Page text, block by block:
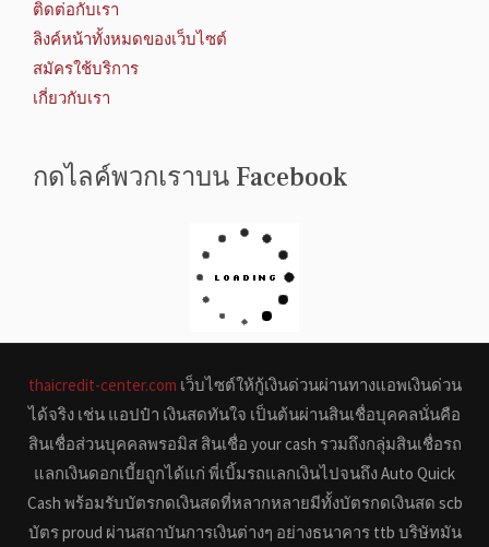
ติดต่อกับเรา
ลิงค์หน้าทั้งหมดของเว็บไซต์
สมัครใช้บริการ
เกี่ยวกับเรา
กดไลค์พวกเราบน Facebook
thaicredit-center.com เว็บไซต์ให้กู้เงินด่วนผ่านทางแอพเงินด่วน
ได้จริง เช่น แอปป๋า เงินสดทันใจ เป็นต้นผ่านสินเชื่อบุคคลนั่นคือ
สินเชื่อส่วนบุคคลพรอมิส สินเชื่อ your cash รวมถึงกลุ่มสินเชื่อรถ
แลกเงินดอกเบี้ยถูกได้แก่ พี่เบิ้มรถแลกเงินไปจนถึง Auto Quick
Cash พร้อมรับบัตรกดเงินสดที่หลากหลายมีทั้งบัตรกดเงินสด scb
บัตร proud ผ่านสถาบันการเงินต่างๆ อย่างธนาคาร ttb บริษัทมัน